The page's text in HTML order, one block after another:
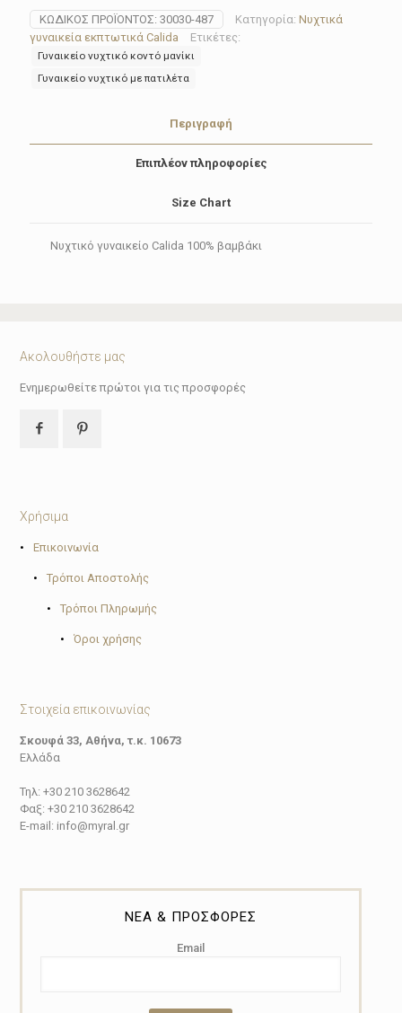
30030-
487
ποσότητα
ΚΩΔΙΚΌΣ ΠΡΟΪΌΝΤΟΣ: 30030-487 Κατηγορία: Νυχτικά
γυναικεία εκπτωτικά Calida
Ετικέτες:
Γυναικείο νυχτικό κοντό μανίκι
Γυναικείο νυχτικό με πατιλέτα
Περιγραφή
Επιπλέον πληροφορίες
Size Chart
Νυχτικό γυναικείο Calida 100% βαμβάκι
Ακολουθήστε μας
Ενημερωθείτε πρώτοι για τις προσφορές
Χρήσιμα
• Επικοινωνία
• Τρόποι Αποστολής
• Τρόποι Πληρωμής
• Όροι χρήσης
Στοιχεία επικοινωνίας
Σκουφά 33, Αθήνα, τ.κ. 10673
Ελλάδα
Τηλ: +30 210 3628642
Φαξ: +30 210 3628642
E-mail: info@myral.gr
ΝΕΑ & ΠΡΟΣΦΟΡΕΣ
Email